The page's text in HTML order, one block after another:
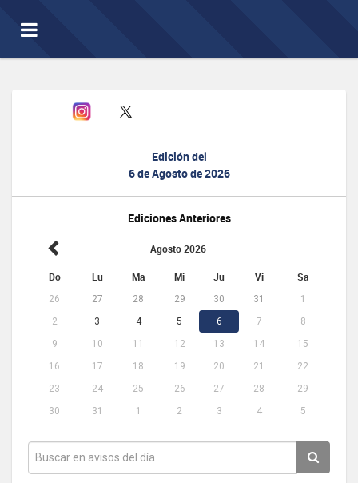
Toggle
navigation
Edición del
6 de Agosto de 2026
Ediciones Anteriores
Agosto 2026
Do Lu Ma Mi Ju Vi Sa
26 27 28 29 30 31
1
2
3 4 5 6 7
8
9
10 11 12 13 14
15
16
17 18 19 20 21
22
23
24 25 26 27 28
29
30
31 1 2 3 4 5